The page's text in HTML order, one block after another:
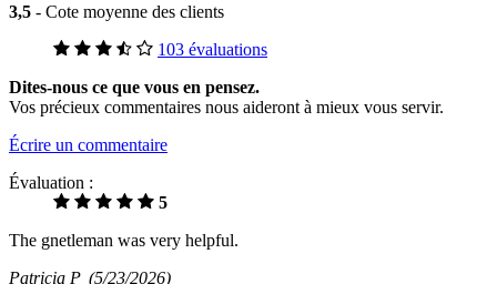
3,5 - Cote moyenne des clients
103 évaluations
Dites-nous ce que vous en pensez.
Vos précieux commentaires nous aideront à mieux vous servir.
Écrire un commentaire
Évaluation :
5
The gnetleman was very helpful.
Patricia P (5/23/2026)